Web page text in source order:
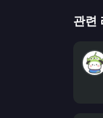
관련